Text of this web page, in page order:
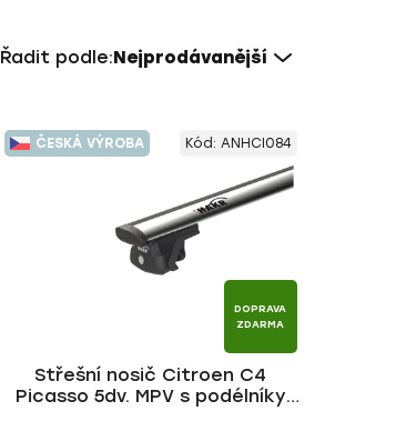
Řadit podle:Nejprodávanější
ČESKÁ VÝROBA
DOPRAVA
ZDARMA
Střešní nosič Citroen C4
Picasso 5dv. MPV s podélníky
Kód: ANHCI084